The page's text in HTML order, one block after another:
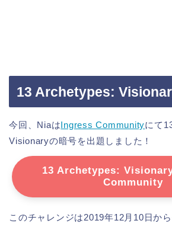
13 Archetypes:
今回、NiaはIngress Communityにて
Visionaryの暗号を出題しました！
13 Archetypes:
Community
このチャレンジは2019年12月10日か